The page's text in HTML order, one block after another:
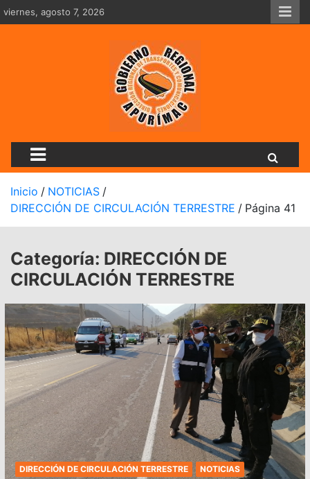
Saltar
al
viernes, agosto 7, 2026
Dirección Regional De
Inicio
NOTICIAS
DIRECCIÓN DE CIRCULACIÓN TERRESTRE
Página 41
Categoría: DIRECCIÓN DE
CIRCULACIÓN TERRESTRE
DIRECCIÓN DE CIRCULACIÓN TERRESTRE NOTICIAS